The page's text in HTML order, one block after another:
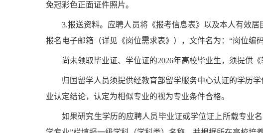
免冠彩色正面证件照片。
3.报送资料。应聘人员将《报考信息表》以及本人有效
报名电子邮箱（详见 《岗位需求表》 ），文件名为： “岗位编
尚未领取毕业证、学位证的2026年高校毕业生，须提供《
归国留学人员须提供经教育部留学服务中心认证的学历
业认定结论，认定为相似专业的视为专业条件合格。
如果研究生学历的应聘人员毕业证或学位证上所载专业